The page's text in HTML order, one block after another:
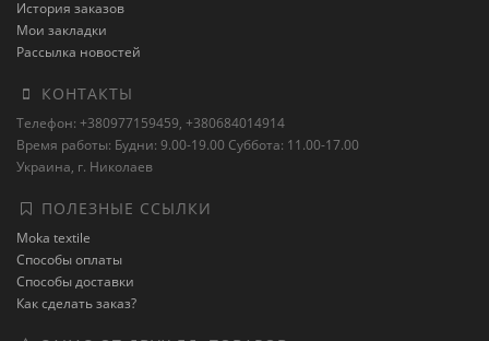
История заказов
Мои закладки
Рассылка новостей
КОНТАКТЫ
Телефон: +380977159459, +380684014914
Время работы: Будни: 9.00-19.00 Суббота: 11.00-17.00
Украина, г. Николаев
ПОЛЕЗНЫЕ ССЫЛКИ
Moka textile
Способы оплаты
Способы доставки
Как сделать заказ?